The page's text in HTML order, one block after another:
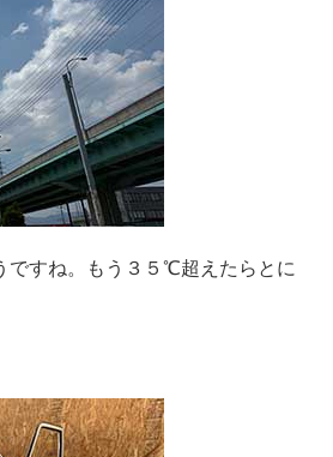
すね。もう３５℃超えたらとに